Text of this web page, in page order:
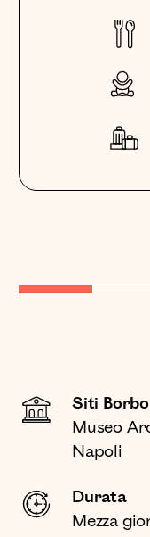
Siti
Museo
Napoli
Durata
Mezza